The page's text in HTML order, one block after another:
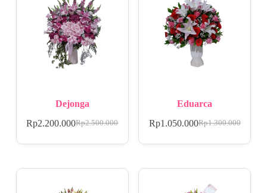
Dejonga
Rp2.500.000
Rp2.200.000
Eduarca
Rp1.300.000
Rp1.050.000